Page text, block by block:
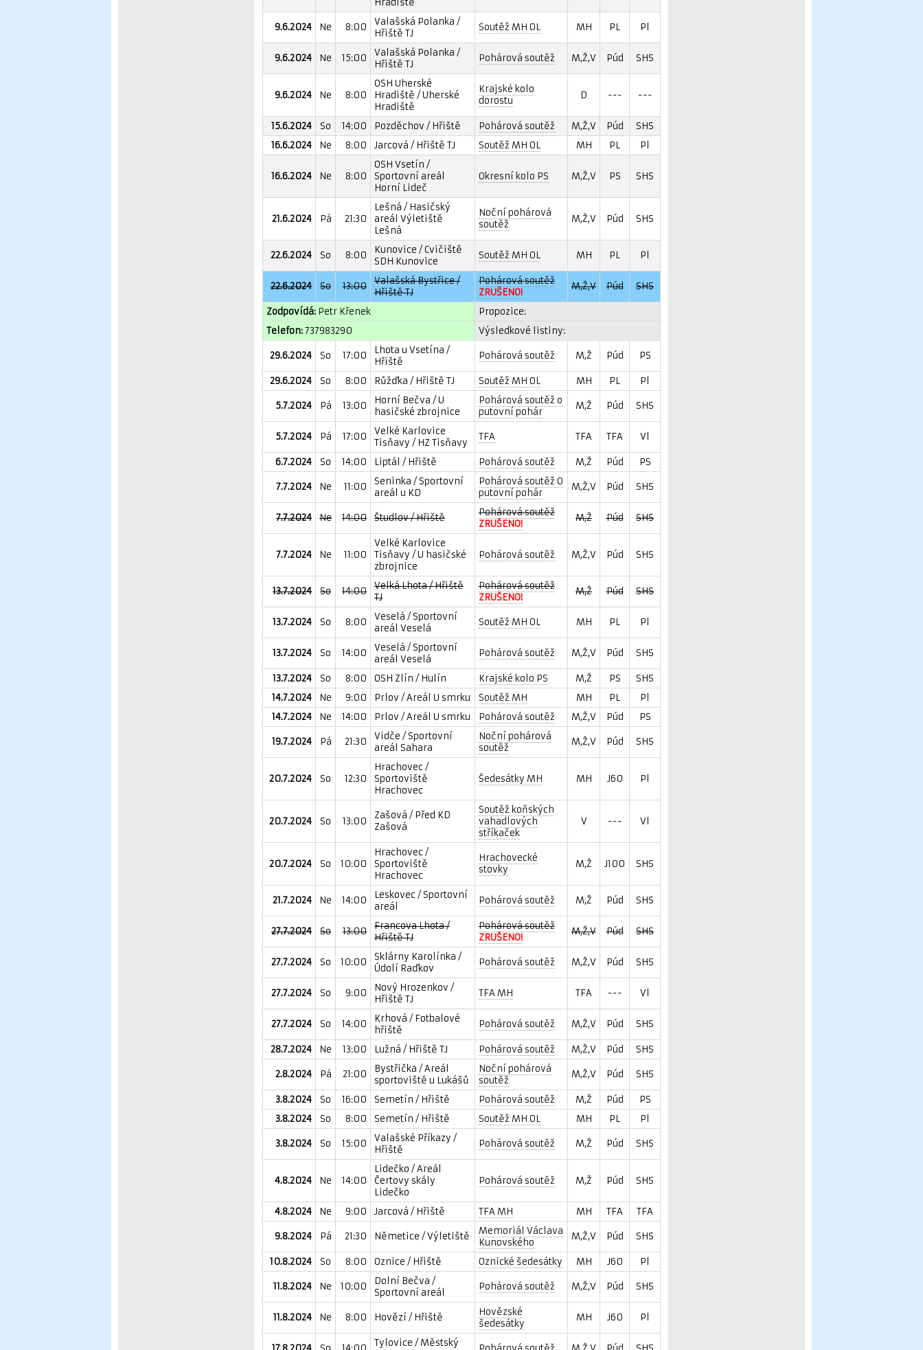
Hradiště
9.6.2024 Ne 8:00
Valašská Polanka /
Hřiště TJ
Soutěž MH OL MH PL Pl
9.6.2024 Ne 15:00
Valašská Polanka /
Hřiště TJ
Pohárová soutěž M,Ž,V Púd SHS
9.6.2024 Ne 8:00
OSH Uherské
Hradiště / Uherské
Hradiště
Krajské kolo
dorostu
D --- ---
15.6.2024 So 14:00 Pozděchov / Hřiště Pohárová soutěž M,Ž,V Púd
SHS
16.6.2024
Ne 8:00 Jarcová / Hřiště TJ Soutěž MH OL MH PL Pl
16.6.2024 Ne 8:00
OSH Vsetín /
Sportovní areál
Horní Lideč
Okresní kolo PS M,Ž,V PS SHS
21.6.2024 Pá 21:30
Lešná / Hasičský
areál Výletiště
Lešná
Noční pohárová
soutěž
M,Ž,V Púd SHS
22.6.2024 So 8:00
Kunovice / Cvičiště
SDH Kunovice
Soutěž MH OL MH PL Pl
22.6.2024 So 13:00
Valašská Bystřice /
Hřiště TJ
Pohárová soutěž
ZRUŠENO!
M,Ž,V Púd SHS
Zodpovídá: Petr Křenek
Propozice:
Telefon:737983290 Výsledkové listiny:
29.6.2024 So 17:00
Lhota u Vsetína /
Hřiště
Pohárová soutěž M,Ž Púd PS
29.6.2024 So 8:00 Růžďka / Hřiště TJ Soutěž MH OL MH PL Pl
5.7.2024 Pá 13:00
Horní Bečva / U
hasičské zbrojnice
Pohárová soutěž o
putovní pohár
M,Ž Púd SHS
5.7.2024 Pá 17:00
Velké Karlovice
Tisňavy / HZ Tisňavy
TFA TFA TFA Vl
6.7.2024 So 14:00 Liptál / Hřiště Pohárová soutěž M,Ž Púd PS
7.7.2024 Ne 11:00
Seninka / Sportovní
areál u KD
Pohárová soutěž O
putovní pohár
M,Ž,V Púd SHS
7.7.2024 Ne 14:00 Študlov / Hřiště
Pohárová soutěž
ZRUŠENO!
M,Ž Púd SHS
7.7.2024 Ne 11:00
Velké Karlovice
Tisňavy / U hasičské
zbrojnice
Pohárová soutěž M,Ž,V Púd SHS
13.7.2024 So 14:00
Velká Lhota / Hřiště
TJ
Pohárová soutěž
ZRUŠENO!
M,Ž Púd SHS
13.7.2024 So 8:00
Veselá / Sportovní
areál Veselá
Soutěž MH OL MH PL Pl
13.7.2024 So 14:00
Veselá / Sportovní
areál Veselá
Pohárová soutěž M,Ž,V Púd SHS
13.7.2024 So 8:00 OSH Zlín / Hulín Krajské kolo PS M,Ž PS
SHS
14.7.2024
Ne 9:00 Prlov / Areál U smrku Soutěž MH MH PL
Pl
14.7.2024
Ne 14:00 Prlov / Areál U smrku Pohárová soutěž M,Ž,V Púd PS
19.7.2024 Pá 21:30
Vidče / Sportovní
areál Sahara
Noční pohárová
soutěž
M,Ž,V Púd SHS
20.7.2024 So 12:30
Hrachovec /
Sportoviště
Hrachovec
Šedesátky MH MH J60 Pl
20.7.2024 So 13:00
Zašová / Před KD
Zašová
Soutěž koňských
vahadlových
stříkaček
V --- Vl
20.7.2024 So 10:00
Hrachovec /
Sportoviště
Hrachovec
Hrachovecké
stovky
M,Ž J100 SHS
21.7.2024 Ne 14:00
Leskovec / Sportovní
areál
Pohárová soutěž M,Ž Púd SHS
27.7.2024 So 13:00
Francova Lhota /
Hřiště TJ
Pohárová soutěž
ZRUŠENO!
M,Ž,V Púd SHS
27.7.2024 So 10:00
Sklárny Karolínka /
Údolí Raďkov
Pohárová soutěž M,Ž,V Púd SHS
27.7.2024 So 9:00
Nový Hrozenkov /
Hřiště TJ
TFA MH TFA --- Vl
27.7.2024 So 14:00
Krhová / Fotbalové
hřiště
Pohárová soutěž M,Ž,V Púd SHS
28.7.2024 Ne 13:00 Lužná / Hřiště TJ Pohárová soutěž M,Ž,V Púd SHS
2.8.2024 Pá 21:00
Bystřička / Areál
sportoviště u Lukášů
Noční pohárová
soutěž
M,Ž,V Púd SHS
3.8.2024 So 16:00 Semetín / Hřiště Pohárová soutěž M,Ž Púd
PS
3.8.2024
So 8:00 Semetín / Hřiště Soutěž MH OL MH PL Pl
3.8.2024 So 15:00
Valašské Příkazy /
Hřiště
Pohárová soutěž M,Ž Púd SHS
4.8.2024 Ne 14:00
Lidečko / Areál
Čertovy skály
Lidečko
Pohárová soutěž M,Ž Púd SHS
4.8.2024 Ne 9:00 Jarcová / Hřiště TFA MH MH TFA TFA
9.8.2024 Pá 21:30 Němetice / Výletiště
Memoriál Václava
Kunovského
M,Ž,V Púd SHS
10.8.2024 So 8:00 Oznice / Hřiště Oznické šedesátky MH J60 Pl
11.8.2024 Ne 10:00
Dolní Bečva /
Sportovní areál
Pohárová soutěž M,Ž,V Púd SHS
11.8.2024 Ne 8:00 Hovězí / Hřiště
Hovězské
šedesátky
MH J60 Pl
Tylovice / Městský